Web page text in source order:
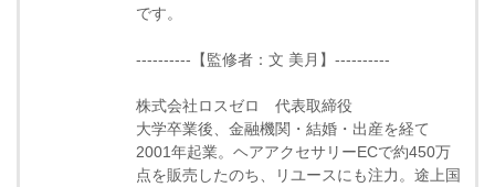
です。
----------【監修者：文 美月】----------
株式会社ロスゼロ 代表取締役
大学卒業後、金融機関・結婚・出産を経て
2001年起業。ヘアアクセサリーECで約450万
点を販売したのち、リユースにも注力。途上国